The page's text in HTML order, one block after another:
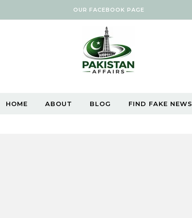
OUR FACEBOOK PAGE
HOME ABOUT BLOG FIND FAKE NEWS